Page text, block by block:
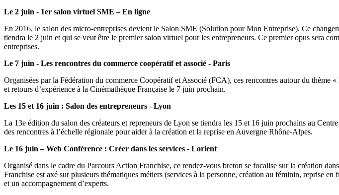
Le 2 juin - 1er salon virtuel SME – En ligne
En 2016, le salon des micro-entreprises devient le Salon SME (Solution pour Mon Entreprise). Ce
tiendra le 2 juin et qui se veut être le premier salon virtuel pour les entrepreneurs. Ce premier opus sera
entreprises.
Le 7 juin - Les rencontres du commerce coopératif et associé - Paris
Organisées par la Fédération du commerce Coopératif et Associé (FCA), ces rencontres autour du
et retours d’expérience à la Cinémathèque Française le 7 juin prochain.
Les 15 et 16 juin : Salon des entrepreneurs - Lyon
La 13e édition du salon des créateurs et repreneurs de Lyon se tiendra les 15 et 16 juin prochains au
des rencontres à l’échelle régionale pour aider à la création et la reprise en Auvergne Rhône-Alpes.
Le 16 juin – Web Conférence : Créer dans les services - Lorient
Organisé dans le cadre du Parcours Action Franchise, ce rendez-vous breton se focalise sur la création
Franchise est axé sur plusieurs thématiques métiers (services à la personne, création au féminin, reprise
et un accompagnement d’experts.